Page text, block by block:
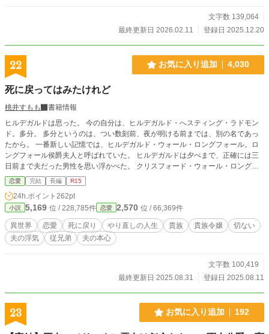
文字数 139,064
最終更新日 2026.02.11
登録日 2025.12.20
22 お気に入り追加 4,030
死に戻ってはみたけれど
桃井すもも
書籍情報
ヒルデガルドは思った。 今の自分は、ヒルデガルド・へスティング・ラドモン
ド。多分。 多分というのは、つい数刻前、夜が明ける前までは、別の名であっ
たから。 一番新しい記憶では、ヒルデガルド・ウォール・ロングフォール。ロ
ングフォール侯爵夫人と呼ばれていた。 ヒルデガルドは夕べまで、正確には三
日前まで夫だった男性を思い浮かべた。 クリスフォード・ウォール・ロングフ
ォール。三日前まで、ロングフォール侯爵家当主だった。 享年四十一歳。 昨日
は、夫の弔いの日だった。 ヒルデガルドはどうやら、夫の葬儀を終えたその夜
に、自分もまた命を終えたらしい。 命の幕を閉じる直前に、ヒルデガルドは神
に祈った。 ヒルデガルドには後悔があった。 「後悔することが二つございます
の。まず一つは、夫の妻になったことです。あの方それで、愛する女性を長いこ
と妾にするしかなかったのです。ですから、ダメ元でお願いしてみたいのですけ
ど、」 「死に戻っても良いかしら」 果たして神は、ヒルデガルドの願いを叶え
脱字を修復すべく公開後に激しい修正が入ります。 「間を置いて二度美味し
とは異なっております。 ❇妄想遠泳の果てに波打ち際に打ち上げられた妄想ス
イマーによる寝物語です。 疲れたお心とお身体を妄想で癒やして頂けますと泳
ぎ甲斐があります。 ❇座右の銘は「知らないことは書けない」「嘘をつくなら
最後まで」
恋愛 完結 長編 R15
24h.ポイント 262pt
小説 5,169 位 / 228,785件 恋愛 2,570 位 / 66,369件
異世界 恋愛 死に戻り やり直しの人生 貴族 貴族令嬢
切ない
夫の浮気
従兄弟 夫の本心
文字数 100,419
最終更新日 2025.08.31
登録日 2025.08.11
23 お気に入り追加 192